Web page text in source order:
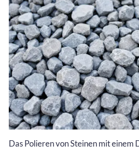
Das Polieren von Steinen mit einem